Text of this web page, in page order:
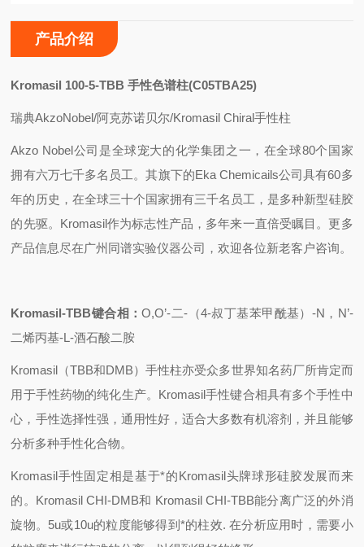
产品介绍
Kromasil 100-5-TBB手性色谱柱(C05TBA25)
瑞典AkzoNobel/阿克苏诺贝尔/Kromasil Chiral手性柱
Akzo Nobel公司是全球宠大的化学集团之一，在全球80个国家
拥有六万七千多名员工。其旗下的Eka Chemicails公司具有60多
年的历史，在全球三十个国家拥有三千名员工，是多种新型硅胶
的先驱。Kromasil作为标志性产品，多年来一直倍受瞩目。更多
产品信息尽在广州同谱实验仪器公司，欢迎各位新老客户咨询。
Kromasil-TBB键合相：O,O’-二-（4-叔丁基苯甲酰基）-N，N’-
二烯丙基-L-酒石酸二胺
Kromasil （TBB和DMB）手性柱亦受众多世界知名药厂所肯定而
用于手性药物的纯化生产。Kromasil手性键合相具有多个手性中
心，手性选择性强，通用性好，适合大多数有机溶剂，并且能够
分析多种手性化合物。
Kromasil手性固定相是基于*的Kromasil头牌球形硅胶发展而来
的。Kromasil CHI-DMB和 Kromasil CHI-TBB能分离广泛的外消
旋物。5u或10u的粒度能够得到*的柱效. 在分析应用时，需要小